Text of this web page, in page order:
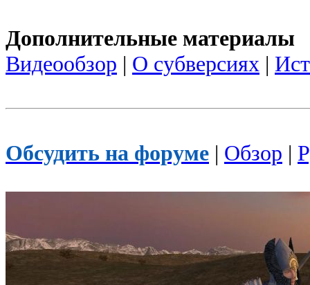
Дополнительные материалы
Видеообзор | О субверсиях |
Обсудить на форуме | Обзор |